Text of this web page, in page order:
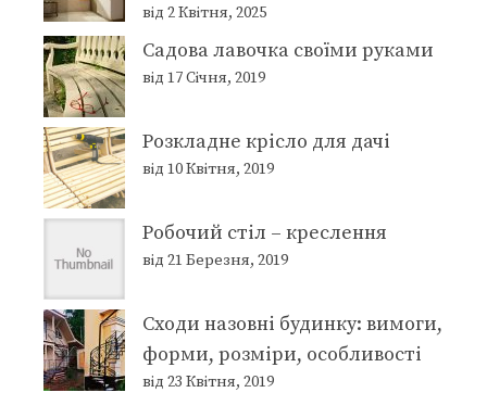
від 2 Квітня, 2025
Садова лавочка своїми руками
від 17 Січня, 2019
Розкладне крісло для дачі
від 10 Квітня, 2019
Робочий стіл – креслення
від 21 Березня, 2019
Сходи назовні будинку: вимоги,
форми, розміри, особливості
від 23 Квітня, 2019